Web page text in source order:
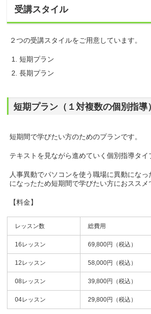
受講スタイル
２つの受講スタイルをご用意しています。
短期プラン
長期プラン
短期プラン（１対複数の個別指導
短期間で学びたい方のためのプランです。
テキストを見ながら進めていく個別指導タイ
人事異動でパソコンを使う職場に異動にな
になったため短期間で学びたい方におススメ
【料金】
レッスン数 総費用
16レッスン 69,800円（税込）
12レッスン 58,000円（税込）
08レッスン 39,800円（税込）
04レッスン 29,800円（税込）